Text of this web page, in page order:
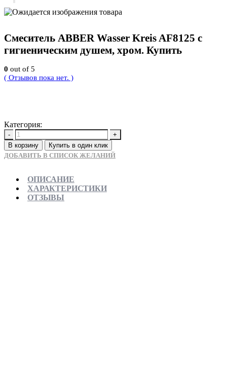
Смеситель ABBER Wasser Kreis AF8125 с
гигиеническим душем, хром. Купить
0 out of 5
( Отзывов пока нет. )
Категория:
-
+
В корзину
Купить в один клик
ДОБАВИТЬ В СПИСОК ЖЕЛАНИЙ
ОПИСАНИЕ
ХАРАКТЕРИСТИКИ
ОТЗЫВЫ